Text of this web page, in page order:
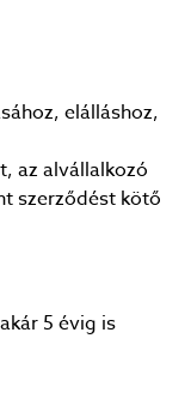
elálláshoz,
az alvállalkozó
szerződést kötő
5 évig is